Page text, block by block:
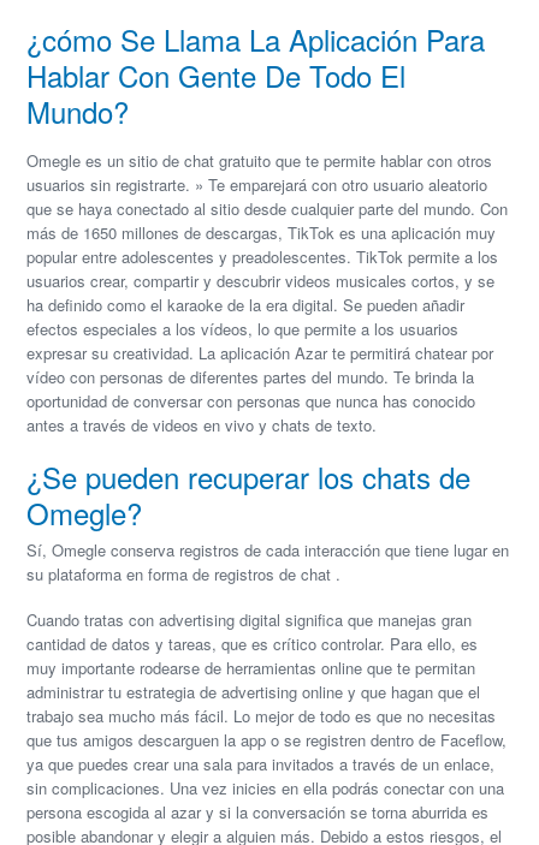
¿cómo Se Llama La Aplicación Para
Hablar Con Gente De Todo El
Mundo?
Omegle es un sitio de chat gratuito que te permite hablar con otros
usuarios sin registrarte. » Te emparejará con otro usuario aleatorio
que se haya conectado al sitio desde cualquier parte del mundo. Con
más de 1650 millones de descargas, TikTok es una aplicación muy
popular entre adolescentes y preadolescentes. TikTok permite a los
usuarios crear, compartir y descubrir videos musicales cortos, y se
ha definido como el karaoke de la era digital. Se pueden añadir
efectos especiales a los vídeos, lo que permite a los usuarios
expresar su creatividad. La aplicación Azar te permitirá chatear por
vídeo con personas de diferentes partes del mundo. Te brinda la
oportunidad de conversar con personas que nunca has conocido
antes a través de videos en vivo y chats de texto.
¿Se pueden recuperar los chats de
Omegle?
Sí, Omegle conserva registros de cada interacción que tiene lugar en
su plataforma en forma de registros de chat .
Cuando tratas con advertising digital significa que manejas gran
cantidad de datos y tareas, que es crítico controlar. Para ello, es
muy importante rodearse de herramientas online que te permitan
administrar tu estrategia de advertising online y que hagan que el
trabajo sea mucho más fácil. Lo mejor de todo es que no necesitas
que tus amigos descarguen la app o se registren dentro de Faceflow,
ya que puedes crear una sala para invitados a través de un enlace,
sin complicaciones. Una vez inicies en ella podrás conectar con una
persona escogida al azar y si la conversación se torna aburrida es
posible abandonar y elegir a alguien más. Debido a estos riesgos, el